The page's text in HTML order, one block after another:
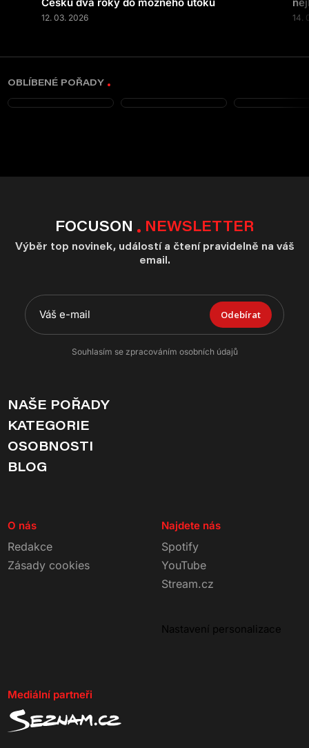
12. 03. 2026 14.
OBLÍBENÉ POŘADY
FOCUSON NEWSLETTER
Výběr top novinek, událostí a čtení pravidelně na váš
email.
Odebírat
Souhlasím se zpracováním osobních údajů
NAŠE POŘADY
KATEGORIE
OSOBNOSTI
BLOG
O nás
Redakce
Zásady cookies
Najdete nás
Spotify
YouTube
Stream.cz
Nastavení personalizace
Mediální partneři